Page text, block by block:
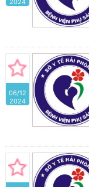
2024
06/12
2024